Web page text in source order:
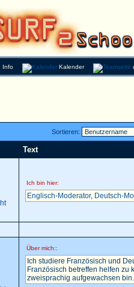
Info Kalender
Sortieren:
Text
Ich bin hier:
Englisch-Moderator, Deutsch-
Über mich::
Ich studiere Französisch und
Französisch betreffen helfen zu
zweisprachig aufgewachsen